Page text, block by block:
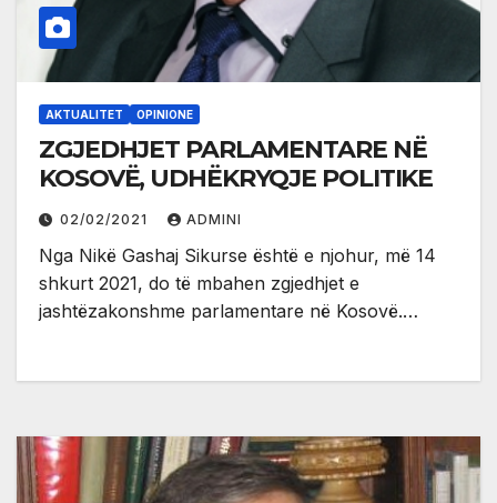
AKTUALITET OPINIONE
ZGJEDHJET PARLAMENTARE NË
KOSOVË, UDHËKRYQJE POLITIKE
02/02/2021 ADMINI
Nga Nikë Gashaj Sikurse është e njohur, më 14
shkurt 2021, do të mbahen zgjedhjet e
jashtëzakonshme parlamentare në Kosovë.…